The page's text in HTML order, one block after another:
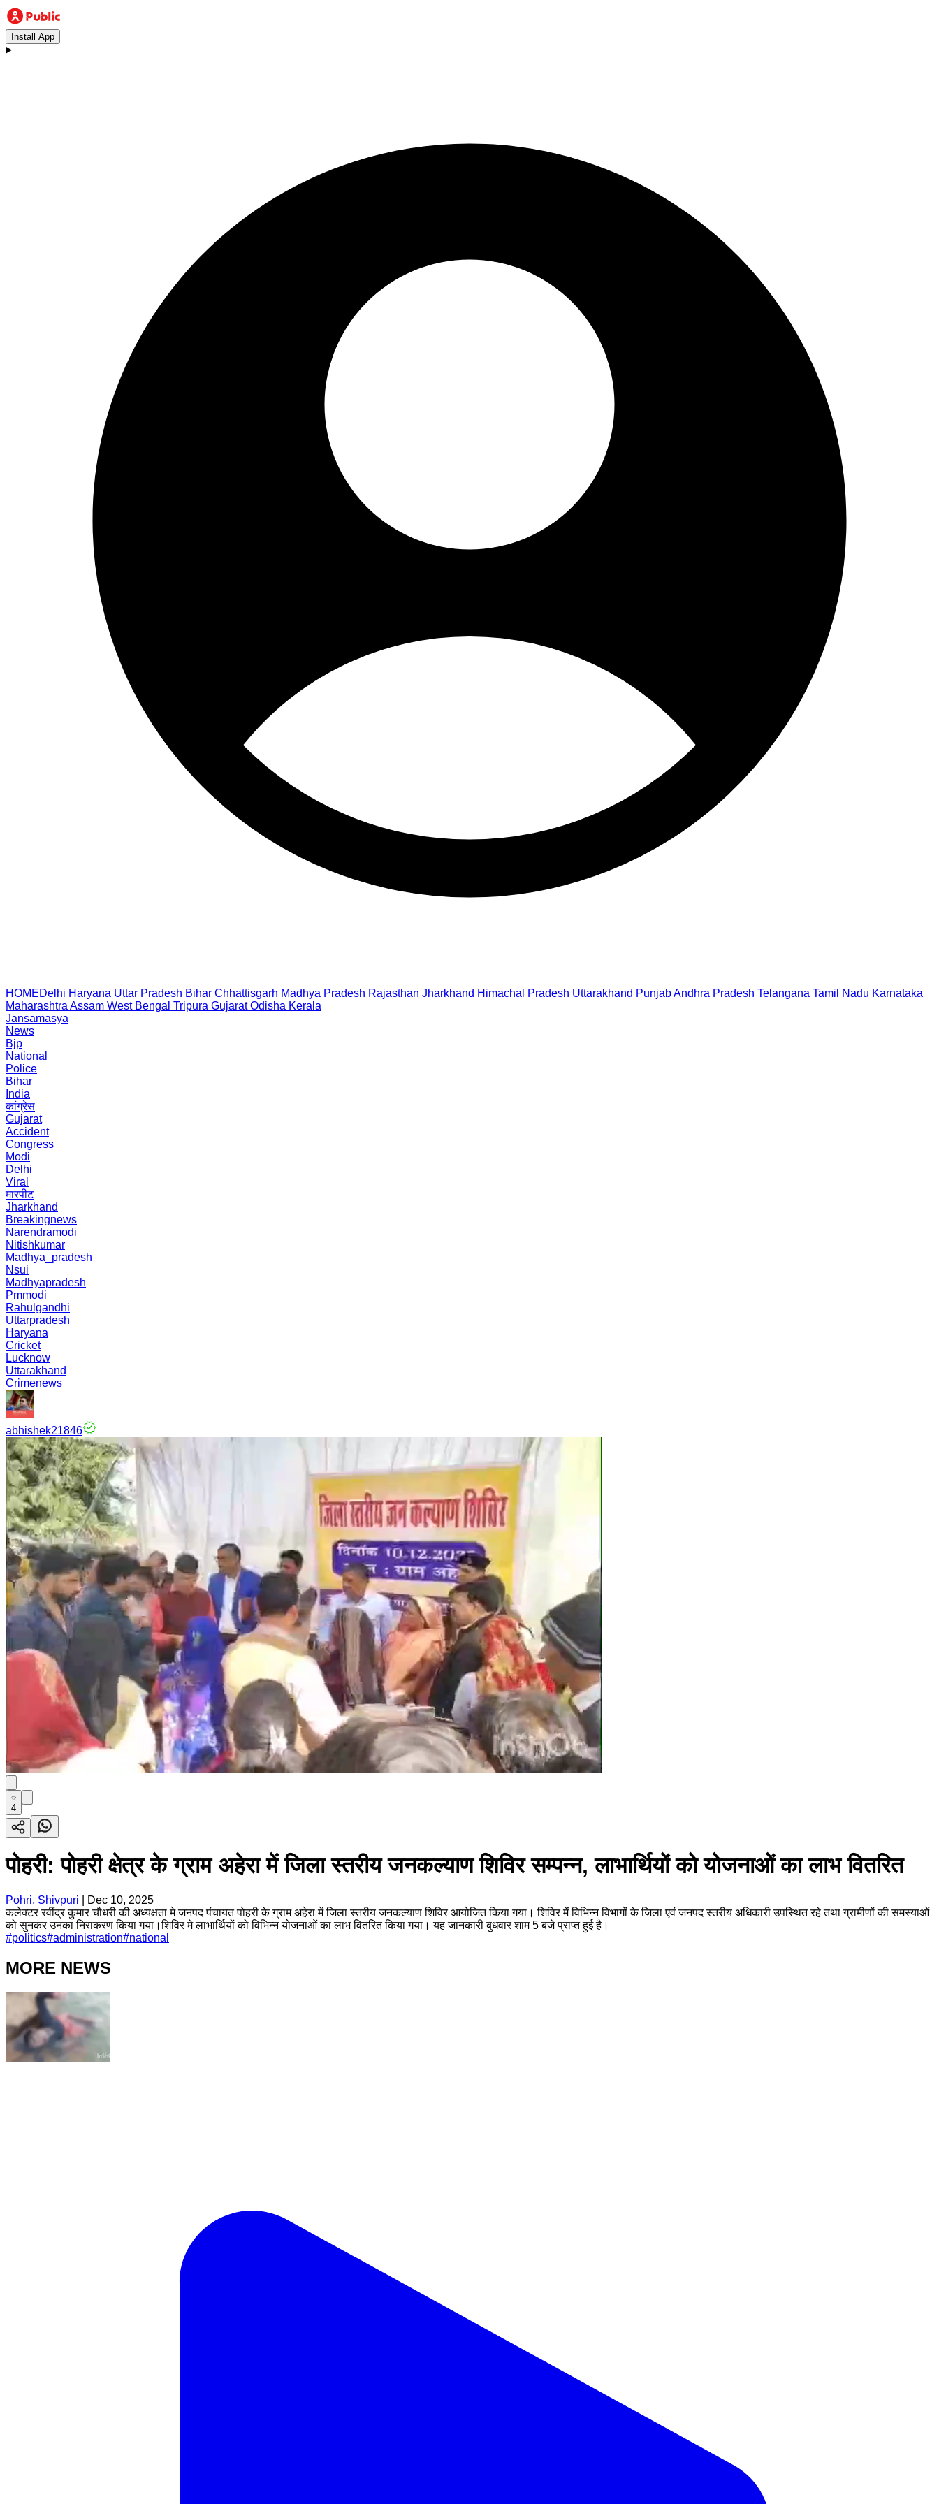
Install App
HOMEDelhi Haryana Uttar Pradesh Bihar Chhattisgarh Madhya Pradesh Rajasthan Jharkhand Himachal Pradesh Uttarakhand PunjabAndhra Pradesh Telangana Tamil Nadu Karnataka
Maharashtra Assam West Bengal Tripura Gujarat Odisha Kerala
Jansamasya
News
Bjp
National
Police
Bihar
India
कांग्रेस
Gujarat
Accident
Congress
Modi
Delhi
Viral
मारपीट
Jharkhand
Breakingnews
Narendramodi
Nitishkumar
Madhya_pradesh
Nsui
Madhyapradesh
Pmmodi
Rahulgandhi
Uttarpradesh
Haryana
Cricket
Lucknow
Uttarakhand
Crimenews
abhishek21846
4
पोहरी: पोहरी क्षेत्र के ग्राम अहेरा में जिला स्तरीय जनकल्याण शिविर सम्पन्न, लाभार्थियों को योजनाओं का लाभ वितरित
Pohri, Shivpuri
Dec 10, 2025
कलेक्टर रवींद्र कुमार चौधरी की अध्यक्षता मे जनपद पंचायत पोहरी के ग्राम अहेरा में जिला स्तरीय जनकल्याण शिविर आयोजित किया गया। शिविर में विभिन्न विभागों के जिला एवं जनपद स्तरीय अधिकारी उपस्थित रहे तथा ग्रामीणों की समस्याओं
को सुनकर उनका निराकरण किया गया।शिविर मे लाभार्थियों को विभिन्न योजनाओं का लाभ वितरित किया गया। यह जानकारी बुधवार शाम 5 बजे प्राप्त हुई है।
#politics#administration#national
MORE NEWS